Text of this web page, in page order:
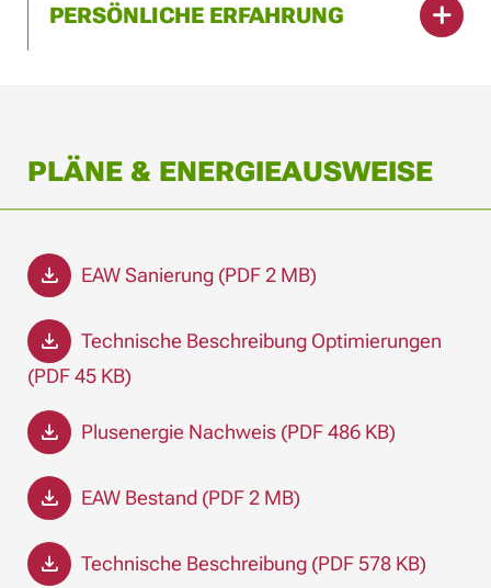
PERSÖNLICHE ERFAHRUNG
PLÄNE & ENERGIEAUSWEISE
EAW Sanierung (PDF 2 MB)
Technische Beschreibung Optimierungen
(PDF 45 KB)
Plusenergie Nachweis (PDF 486 KB)
EAW Bestand (PDF 2 MB)
Technische Beschreibung (PDF 578 KB)